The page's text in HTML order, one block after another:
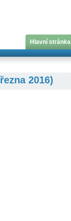
Hlavní stránka
2016)